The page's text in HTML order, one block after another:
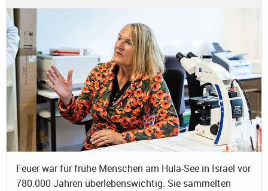
Feuer war für frühe Menschen am Hula-See in Israel vor
780.000 Jahren überlebenswichtig. Sie sammelten